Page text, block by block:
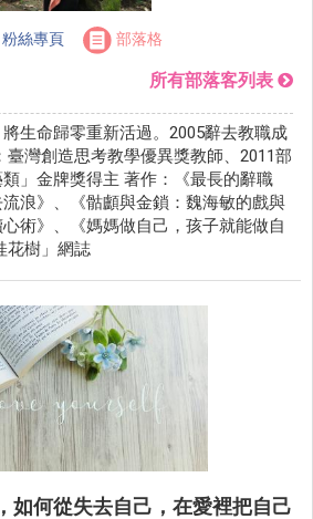
粉絲專頁 部落格
所有部落客列表
生命歸零重新活過。2005辭去教職成
臺灣創造思考教學優異獎教師、2011部
」金牌獎得主 著作：《最長的辭職
浪》、《骷顱與金鎖：魏海敏的戲與
術》、《媽媽做自己，孩子就能做自
花樹」網誌
如何從失去自己，在愛裡把自己